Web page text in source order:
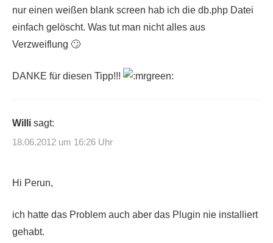
nur einen weißen blank screen hab ich die db.php Datei
einfach gelöscht. Was tut man nicht alles aus
Verzweiflung 🙄
DANKE für diesen Tipp!!!
Willi sagt:
18.06.2012 um 16:26 Uhr
Hi Perun,
ich hatte das Problem auch aber das Plugin nie installiert
gehabt.